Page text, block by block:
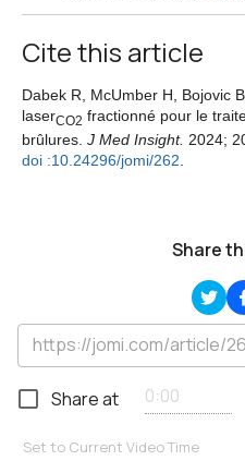
Cite this article
Dabek R, McUmber H, Bojovic
laserCO2 fractionné pour le
brûlures. J Med Insight. 2024;
doi :10.24296/jomi/262
Share
Share at
Set to Current Video Time